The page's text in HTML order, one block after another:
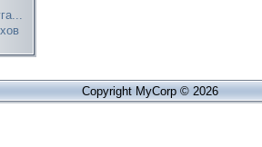
Copyright MyCorp © 2026